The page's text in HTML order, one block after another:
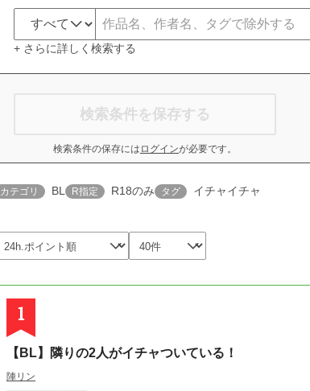
+ さらに詳しく検索する
検索条件を保存する
検索条件の保存には ログインが必要です。
カテゴリ BL R指定 R18のみ タグ イチャイチャ
1
【BL】隣りの2人がイチャついている！
陣リン